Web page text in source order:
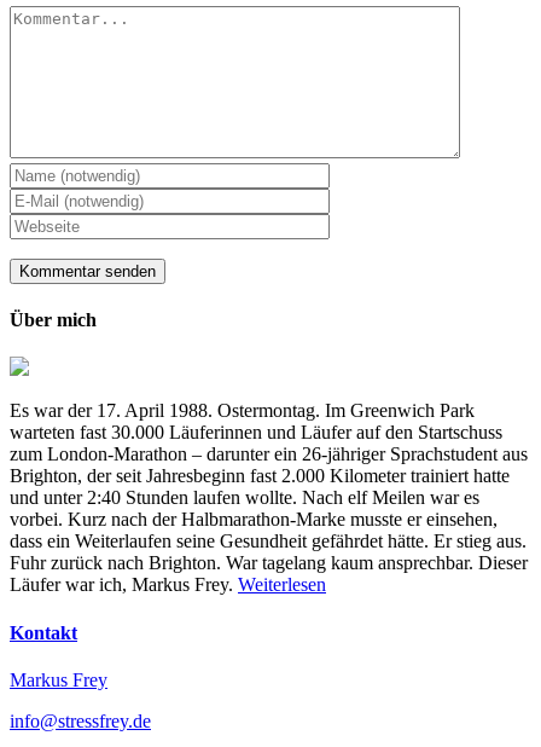
Kommentar
Über mich
Es war der 17. April 1988. Ostermontag. Im Greenwich Park
warteten fast 30.000 Läuferinnen und Läufer auf den Startschuss
zum London-Marathon – darunter ein 26-jähriger Sprachstudent aus
Brighton, der seit Jahresbeginn fast 2.000 Kilometer trainiert hatte
und unter 2:40 Stunden laufen wollte. Nach elf Meilen war es
vorbei. Kurz nach der Halbmarathon-Marke musste er einsehen,
dass ein Weiterlaufen seine Gesundheit gefährdet hätte. Er stieg aus.
Fuhr zurück nach Brighton. War tagelang kaum ansprechbar. Dieser
Läufer war ich, Markus Frey. Weiterlesen
Kontakt
Markus Frey
info@stressfrey.de